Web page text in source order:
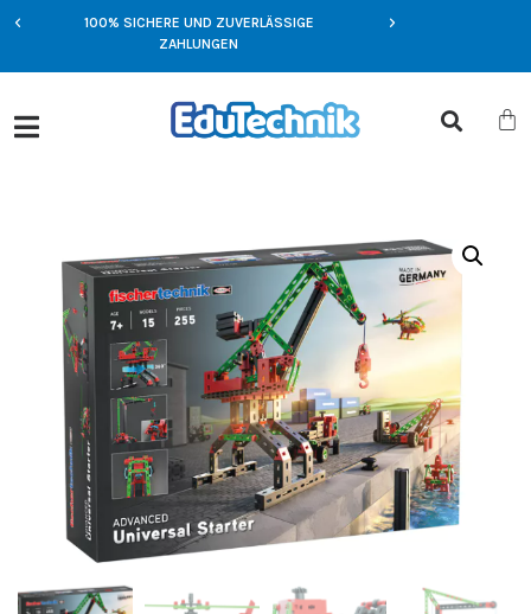
100% SICHERE UND ZUVERLÄSSIGE
ZAHLUNGEN